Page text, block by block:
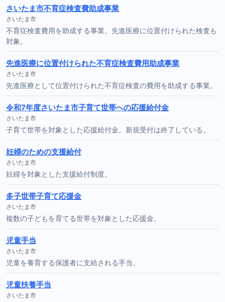
さいたま市不育症検査費助成事業
さいたま市
不育症検査費用を助成する事業。先進医療に位置付けられた検査も
対象。
先進医療に位置付けられた不育症検査費用助成事業
さいたま市
先進医療として位置付けられた不育症検査の費用を助成する事業。
令和7年度さいたま市子育て世帯への応援給付金
さいたま市
子育て世帯を対象とした応援給付金。新規受付は終了している。
妊婦のための支援給付
さいたま市
妊婦を対象とした支援給付制度。
多子世帯子育て応援金
さいたま市
複数の子どもを育てる世帯を対象とした応援金。
児童手当
さいたま市
児童を養育する保護者に支給される手当。
児童扶養手当
さいたま市